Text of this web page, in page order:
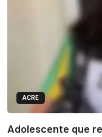
ACRE
Adolescente que